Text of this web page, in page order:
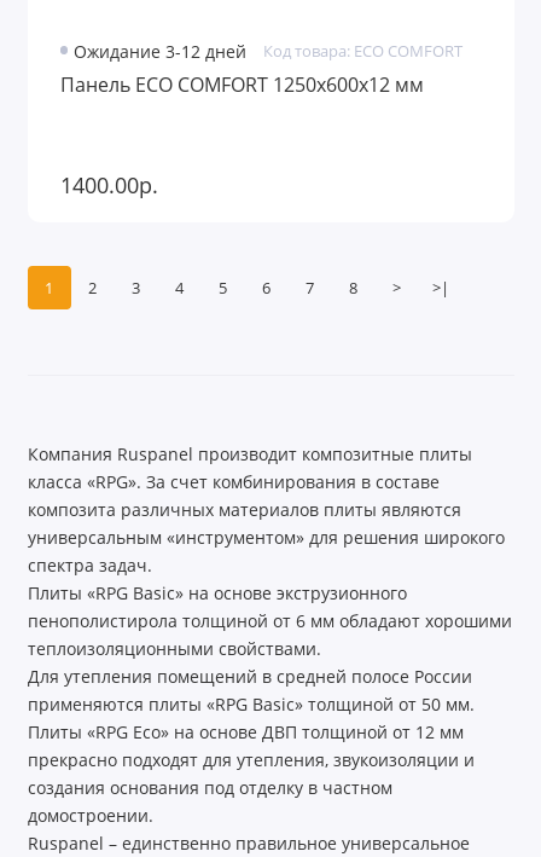
Ожидание 3-12 дней Код товара: ECO COMFORT
Панель ECO COMFORT 1250х600х12 мм
1400.00р.
1 2 3 4 5 6 7 8 > >|
Компания Ruspanel производит композитные плиты
класса «RPG». За счет комбинирования в составе
композита различных материалов плиты являются
универсальным «инструментом» для решения широкого
спектра задач.
Плиты «RPG Basic» на основе экструзионного
пенополистирола толщиной от 6 мм обладают хорошими
теплоизоляционными свойствами.
Для утепления помещений в средней полосе России
применяются плиты «RPG Basic» толщиной от 50 мм.
Плиты «RPG Eco» на основе ДВП толщиной от 12 мм
прекрасно подходят для утепления, звукоизоляции и
создания основания под отделку в частном
домостроении.
Ruspanel – единственно правильное универсальное